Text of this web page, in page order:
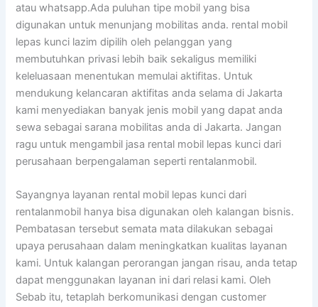
atau whatsapp.Ada puluhan tipe mobil yang bisa
digunakan untuk menunjang mobilitas anda. rental mobil
lepas kunci lazim dipilih oleh pelanggan yang
membutuhkan privasi lebih baik sekaligus memiliki
keleluasaan menentukan memulai aktifitas. Untuk
mendukung kelancaran aktifitas anda selama di Jakarta
kami menyediakan banyak jenis mobil yang dapat anda
sewa sebagai sarana mobilitas anda di Jakarta. Jangan
ragu untuk mengambil jasa rental mobil lepas kunci dari
perusahaan berpengalaman seperti rentalanmobil.
Sayangnya layanan rental mobil lepas kunci dari
rentalanmobil hanya bisa digunakan oleh kalangan bisnis.
Pembatasan tersebut semata mata dilakukan sebagai
upaya perusahaan dalam meningkatkan kualitas layanan
kami. Untuk kalangan perorangan jangan risau, anda tetap
dapat menggunakan layanan ini dari relasi kami. Oleh
Sebab itu, tetaplah berkomunikasi dengan customer